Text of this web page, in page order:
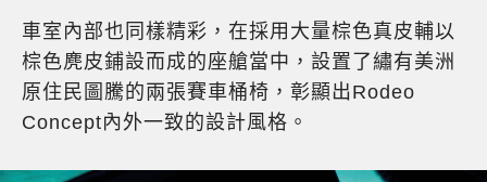
車室內部也同樣精彩，在採用大量棕色真皮輔以
棕色麂皮鋪設而成的座艙當中，設置了繡有美洲
原住民圖騰的兩張賽車桶椅，彰顯出Rodeo
Concept內外一致的設計風格。